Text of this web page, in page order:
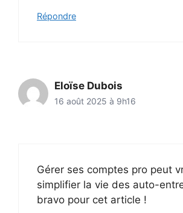
Répondre
Eloïse Dubois
16 août 2025 à 9h16
Gérer ses comptes pro peut
simplifier la vie des auto-
bravo pour cet article !